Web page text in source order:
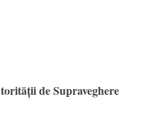
de Supraveghere